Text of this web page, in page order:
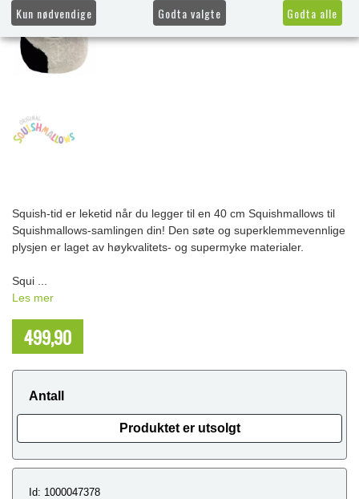
Squish-tid er leketid når du legger til en 40 cm Squishmallows til
Squishmallows-samlingen din! Den søte og superklemmevennlige
plysjen er laget av høykvalitets- og supermyke materialer.
Squi ...
Les mer
499,90
Antall
Produktet er utsolgt
Id: 1000047378
Kun nødvendige Godta valgte Godta alle